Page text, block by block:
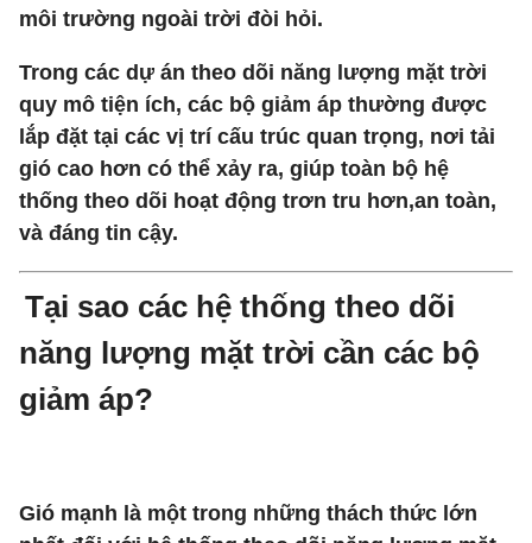
môi trường ngoài trời đòi hỏi.
Trong các dự án theo dõi năng lượng mặt trời
quy mô tiện ích, các bộ giảm áp thường được
lắp đặt tại các vị trí cấu trúc quan trọng, nơi tải
gió cao hơn có thể xảy ra, giúp toàn bộ hệ
thống theo dõi hoạt động trơn tru hơn,an toàn,
và đáng tin cậy.
Tại sao các hệ thống theo dõi
năng lượng mặt trời cần các bộ
giảm áp?
Gió mạnh là một trong những thách thức lớn